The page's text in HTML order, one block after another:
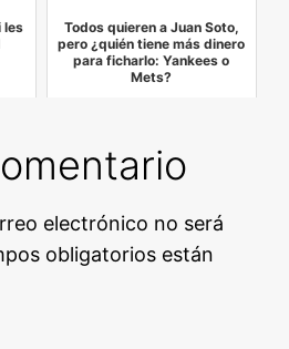
les
Todos quieren a Juan Soto,
pero ¿quién tiene más dinero
para ficharlo: Yankees o
Mets?
electrónico no será
obligatorios están